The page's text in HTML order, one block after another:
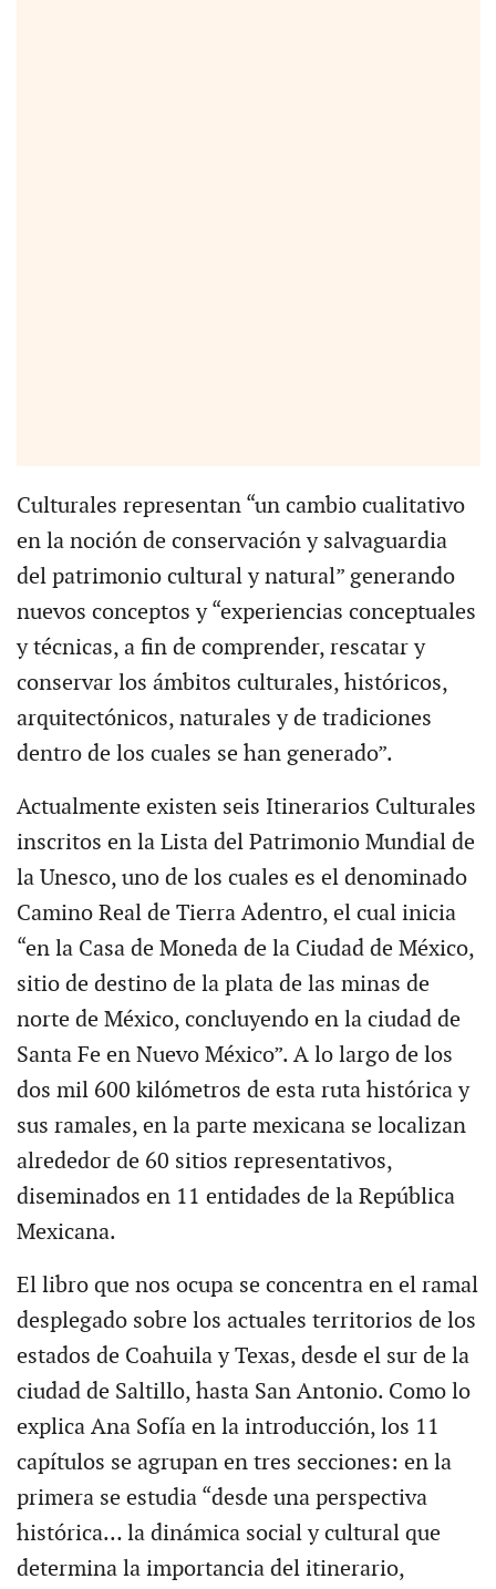
Culturales representan “un cambio cualitativo
en la noción de conservación y salvaguardia
del patrimonio cultural y natural” generando
nuevos conceptos y “experiencias conceptuales
y técnicas, a fin de comprender, rescatar y
conservar los ámbitos culturales, históricos,
arquitectónicos, naturales y de tradiciones
dentro de los cuales se han generado”.
Actualmente existen seis Itinerarios Culturales
inscritos en la Lista del Patrimonio Mundial de
la Unesco, uno de los cuales es el denominado
Camino Real de Tierra Adentro, el cual inicia
“en la Casa de Moneda de la Ciudad de México,
sitio de destino de la plata de las minas de
norte de México, concluyendo en la ciudad de
Santa Fe en Nuevo México”. A lo largo de los
dos mil 600 kilómetros de esta ruta histórica y
sus ramales, en la parte mexicana se localizan
alrededor de 60 sitios representativos,
diseminados en 11 entidades de la República
Mexicana.
El libro que nos ocupa se concentra en el ramal
desplegado sobre los actuales territorios de los
estados de Coahuila y Texas, desde el sur de la
ciudad de Saltillo, hasta San Antonio. Como lo
explica Ana Sofía en la introducción, los 11
capítulos se agrupan en tres secciones: en la
primera se estudia “desde una perspectiva
histórica… la dinámica social y cultural que
determina la importancia del itinerario,